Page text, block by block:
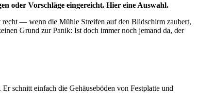
oder Vorschläge eingereicht. Hier eine Auswahl.
recht — wenn die Mühle Streifen auf den Bildschirm zaubert,
Grund zur Panik: Ist doch immer noch jemand da, der
schnitt einfach die Gehäuseböden von Festplatte und